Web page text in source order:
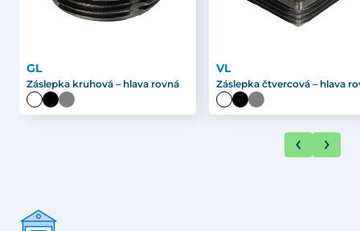
GL
Záslepka kruhová – hlava rovná
VL
Záslepka čtvercová – hlava